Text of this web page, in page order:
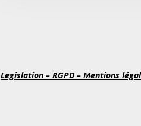
Legislation – RGPD – Mentions